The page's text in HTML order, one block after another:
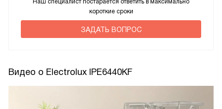
короткие сроки
ЗАДАТЬ ВОПРОС
Видео о Electrolux IPE6440KF